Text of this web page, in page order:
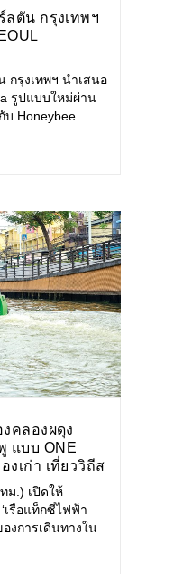
ลตัน กรุงเทพฯ
าเลโอ
ห์ของขนม
ซล
กรุงเทพฯ นำเสนอ
รูปแบบใหม่ผ่าน
Honeybee
จอง
งคลองผดุง
แบบ ONE
งเก่า เที่ยววิถีส
ษ์โลก
ม.) เปิดให้
เรือแท็กซี่ไฟฟ้า
องการเดินทางใน
(มูฟมี)